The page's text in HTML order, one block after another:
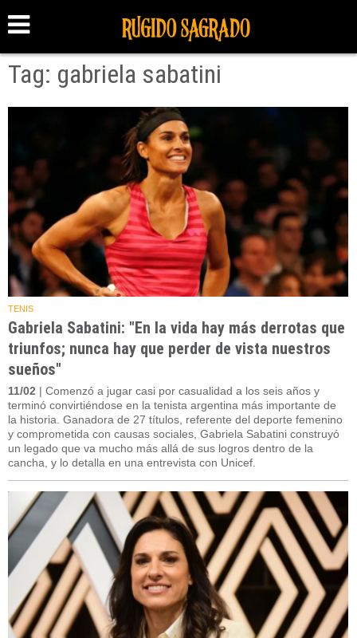
Tag: gabriela sabatini
TENIS
Gabriela Sabatini: "En la vida hay más derrotas que
triunfos; nunca hay que perder de vista nuestros
sueños"
11/02 | Comenzó a jugar casi por casualidad a los seis años y
terminó convirtiéndose en la tenista argentina más importante de
la historia. Ganadora de 27 títulos, referente del deporte femenino
y comprometida con causas sociales, Gabriela Sabatini construyó
un legado que va mucho más allá de sus logros dentro de la
cancha, y lo detalla en una entrevista con Unicef.